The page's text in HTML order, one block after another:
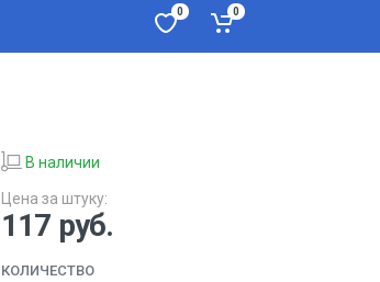
0 0
В наличии
Цена за штуку:
117 руб.
КОЛИЧЕСТВО